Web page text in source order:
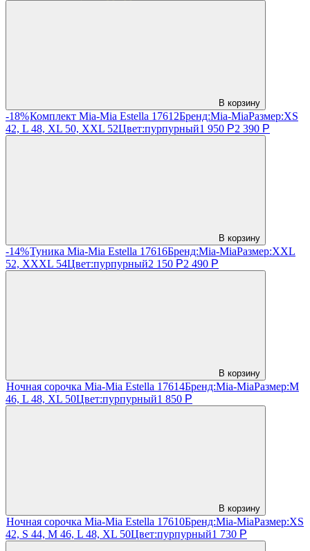
В корзину
-18%Комплект Mia-Mia Estella 17612Бренд:Mia-MiaРазмер:XS
42, L 48, XL 50, XXL 52Цвет:пурпурный1 950 Р2 390 Р
В корзину
-14%Туника Mia-Mia Estella 17616Бренд:Mia-MiaРазмер:XXL
52, XXXL 54Цвет:пурпурный2 150 Р2 490 Р
В корзину
Ночная сорочка Mia-Mia Estella 17614Бренд:Mia-MiaРазмер:M
46, L 48, XL 50Цвет:пурпурный1 850 Р
В корзину
Ночная сорочка Mia-Mia Estella 17610Бренд:Mia-MiaРазмер:XS
42, S 44, M 46, L 48, XL 50Цвет:пурпурный1 730 Р